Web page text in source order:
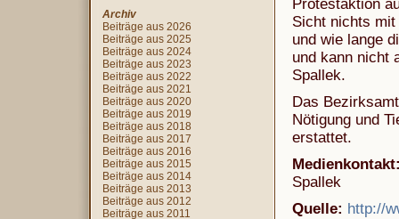
Protestaktion
Sicht nichts mit
und wie lange
und kann nicht
Spallek.
Das
Nötigung und
erstattet.
Spallek
Quelle: http://
Archiv
Beiträge aus 2026
Beiträge aus 2025
Beiträge aus 2024
Beiträge aus 2023
Beiträge aus 2022
Beiträge aus 2021
Beiträge aus 2020
Beiträge aus 2019
Beiträge aus 2018
Beiträge aus 2017
Beiträge aus 2016
Beiträge aus 2015
Beiträge aus 2014
Beiträge aus 2013
Beiträge aus 2012
Beiträge aus 2011